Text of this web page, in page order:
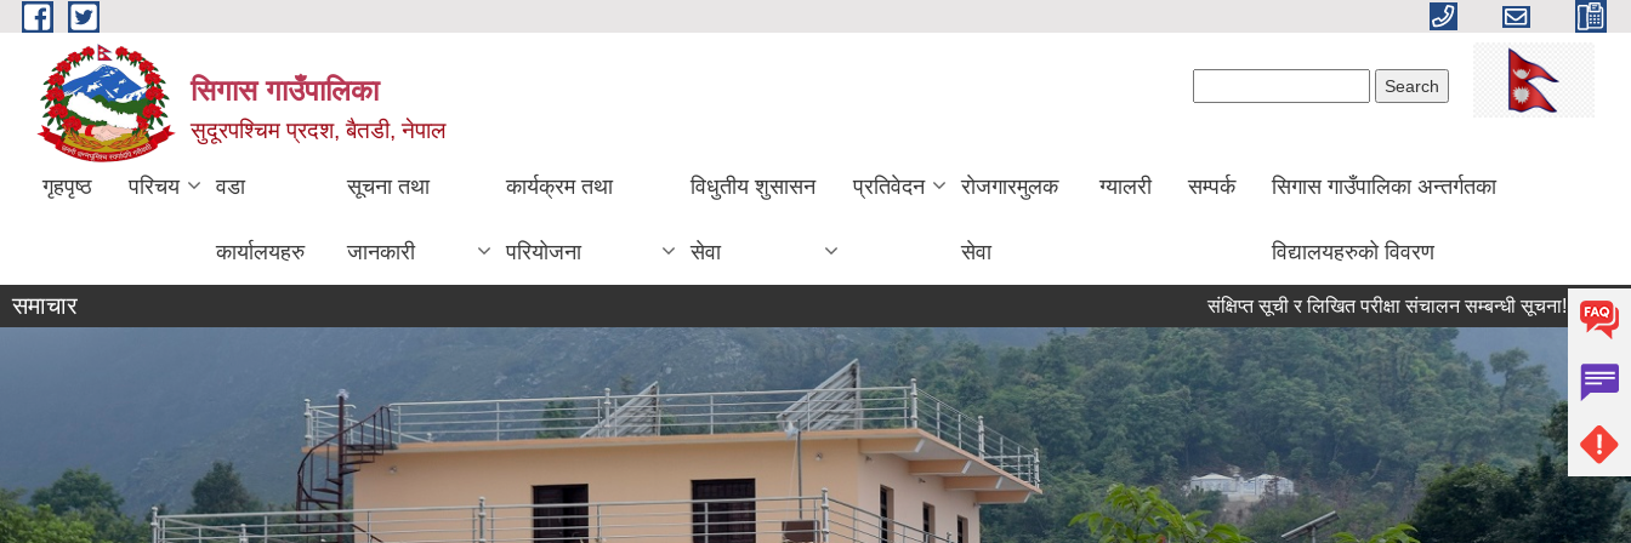
Skip to main content
सिगास गाउँपालिका
सुदूरपश्चिम प्रदश, बैतडी, नेपाल
गृहपृष्ठ परिचय वडा
कार्यालयहरु
सूचना तथा
जानकारी
कार्यक्रम तथा
परियोजना
विधुतीय शुसासन
सेवा
प्रतिवेदन राेजगारमुलक
सेवा
ग्यालरी सम्पर्क सिगास गाउँपालिका अन्तर्गतका
विद्यालयहरुको विवरण
समाचार संक्षिप्त सूची र लिखित परीक्षा संचालन सम्बन्धी सूचना! सामाजिक